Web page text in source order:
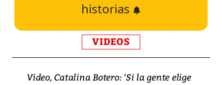
historias
VIDEOS
Video, Catalina Botero: ‘Si la gente elige